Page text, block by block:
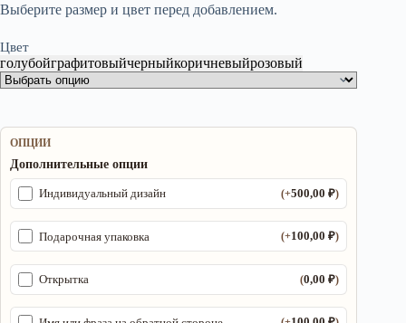
Выберите размер и цвет перед добавлением.
Цвет
голубойграфитовыйчерныйкоричневыйрозовый
ОПЦИИ
Дополнительные опции
Индивидуальный дизайн (+500,00₽)
Подарочная упаковка (+100,00₽)
Открытка (0,00₽)